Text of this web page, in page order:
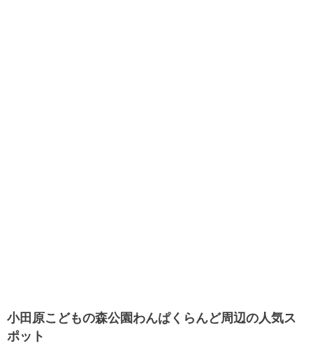
小田原こどもの森公園わんぱくらんど周辺の人気ス
ポット